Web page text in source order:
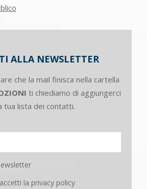
ALLA NEWSLETTER
che la mail finisca nella cartella
ti chiediamo di aggiungerci
tua lista dei contatti.
la privacy policy